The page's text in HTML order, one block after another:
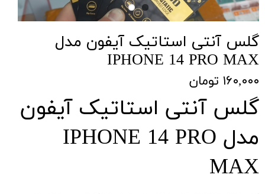
گلس آنتی استاتیک آیفون مدل
IPHONE 14 PRO MAX
۱۶۰,۰۰۰ تومان
گلس آنتی استاتیک آیفون
مدل IPHONE 14 PRO
MAX